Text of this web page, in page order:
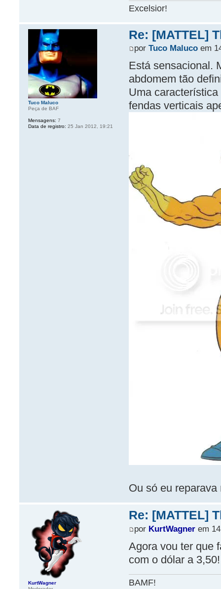
Excelsior!
Re: [MATTEL]
por Tuco Malucoem
Está sensacional.
abdomem tão
Uma
fendas verticais
Ou só eu
Tuco Maluco
Peça de BAF
Mensagens: 7
Data de registro: 25 Jan 2012, 19:21
Re: [MATTEL]
por KurtWagnerem 14
Agora vou ter que
com o dólar a 3,50!
BAMF!
KurtWagner